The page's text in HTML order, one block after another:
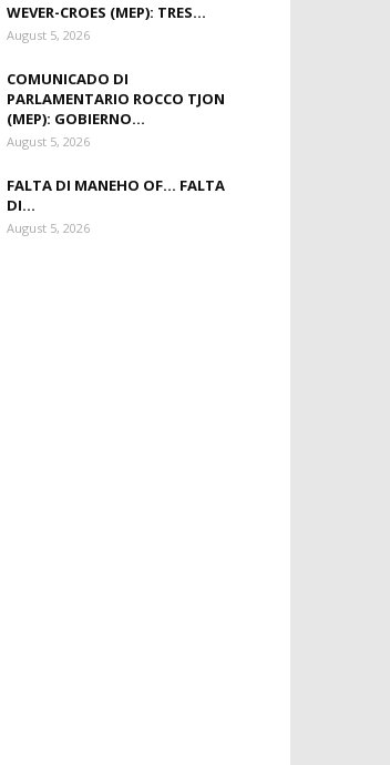
WEVER-CROES (MEP): TRES...
August 5, 2026
COMUNICADO DI
PARLAMENTARIO ROCCO TJON
(MEP): GOBIERNO...
August 5, 2026
FALTA DI MANEHO OF… FALTA
DI...
August 5, 2026